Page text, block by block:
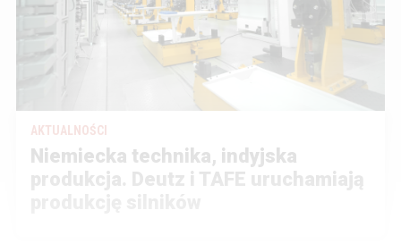
AKTUALNOŚCI
Niemiecka technika, indyjska
produkcja. Deutz i TAFE uruchamiają